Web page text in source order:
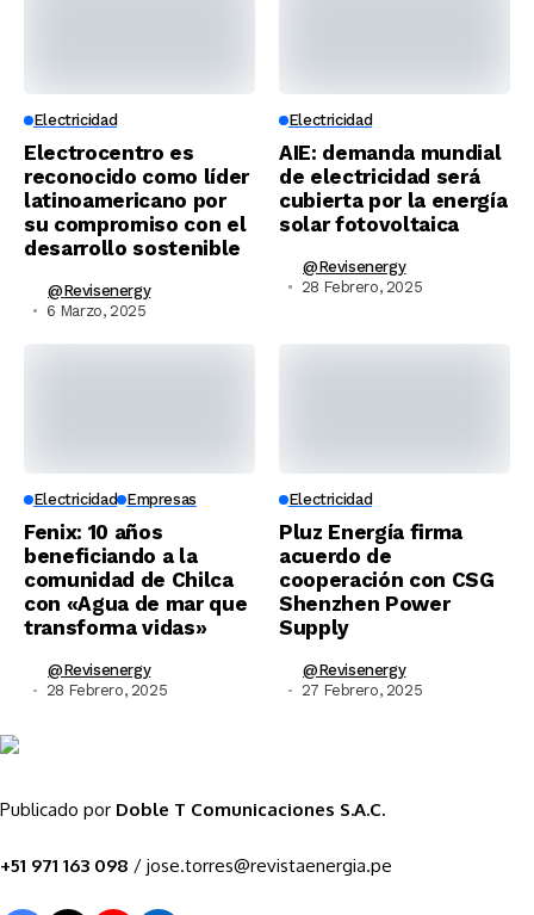
Electricidad
Electrocentro es
reconocido como líder
latinoamericano por
su compromiso con el
desarrollo sostenible
@revisenergy
6 Marzo, 2025
Electricidad
AIE: demanda mundial
de electricidad será
cubierta por la energía
solar fotovoltaica
@revisenergy
28 Febrero, 2025
Electricidad Empresas
Fenix: 10 años
beneficiando a la
comunidad de Chilca
con «Agua de mar que
transforma vidas»
@revisenergy
28 Febrero, 2025
Electricidad
Pluz Energía firma
acuerdo de
cooperación con CSG
Shenzhen Power
Supply
@revisenergy
27 Febrero, 2025
Publicado por Doble T Comunicaciones S.A.C.
+51 971 163 098 / jose.torres@revistaenergia.pe